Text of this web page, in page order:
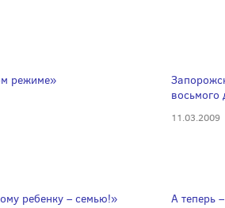
режиме»
восьмого
11.03.2009
ребенку – семью!» А теперь